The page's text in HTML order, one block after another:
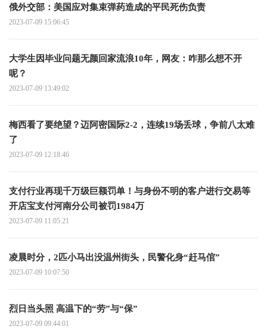
俄外交部：美国应对集束弹药造成的平民死伤负责
2023-07-09 15:06:45
大学生因毕业问题无颜回家流浪10年，网友：咋那么想不开
呢？
2023-07-09 13:49:02
梅西看了要绝望？迈阿密国际2-2，连续19场丢球，争前八太难
了
2023-07-09 12:18:46
支付行业再现千万级巨额罚单！与身份不明的客户进行交易等
开店宝支付河南分公司被罚1984万
2023-07-09 11:05:21
凌晨时分，2匹小马出没温州街头，民警化身“赶马倌”
2023-07-09 10:07:50
烈日当头照 高温下的“劳”与“保”
2023-07-09 09:44:01